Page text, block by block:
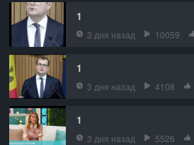
1
3 дня назад 10059
1
3 дня назад 4108
1
3 дня назад 5526